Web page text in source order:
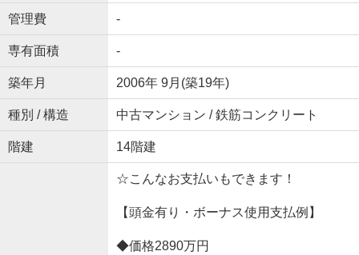
管理費 -
専有面積 -
築年月 2006年 9月(築19年)
種別 / 構造 中古マンション / 鉄筋コンクリート
階建 14階建
☆こんなお支払いもできます！
【頭金有り・ボーナス使用支払例】
◆価格2890万円